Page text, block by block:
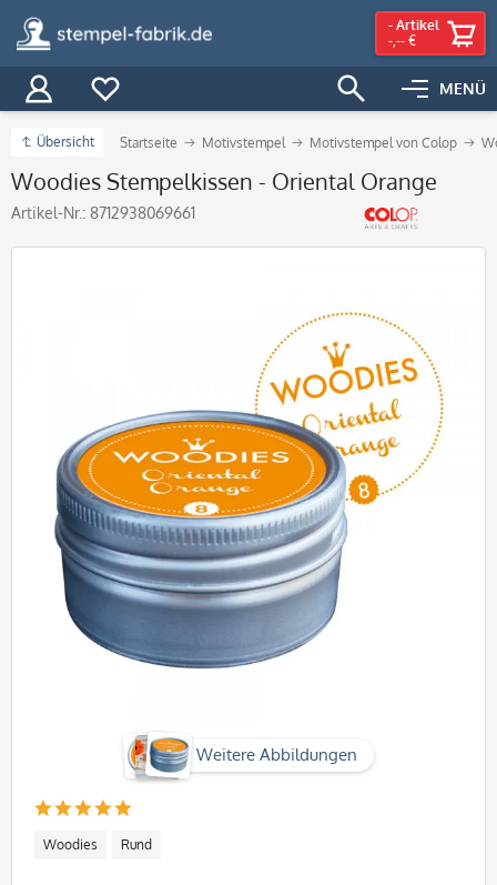
MENÜ
- Artikel
-,-- €
Übersicht Startseite Motivstempel Motivstempel von Colop
Woodies Stempelkissen - Oriental Orange
Artikel-Nr.: 8712938069661
Weitere Abbildungen
Woodies Rund